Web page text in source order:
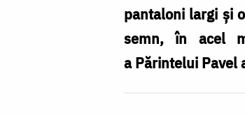
pantaloni largi și
semn, în acel
a Părintelui Pavel